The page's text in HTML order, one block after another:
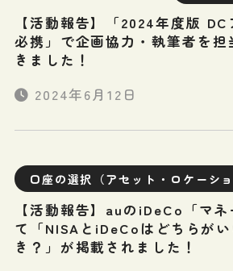
【活動報告】「2024年度版
必携」で企画協力・執筆者を担
きました！
2024年6月12日
口座の選択（アセット・ロケーショ
【活動報告】auのiDeCo「マ
て「NISAとiDeCoはどちらが
き？」が掲載されました！